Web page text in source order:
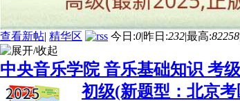
查看新帖| 精华区 今日:0|昨日:232|最高:82258
中央音乐学院 音乐基础知识 考
初级(新题型：北京